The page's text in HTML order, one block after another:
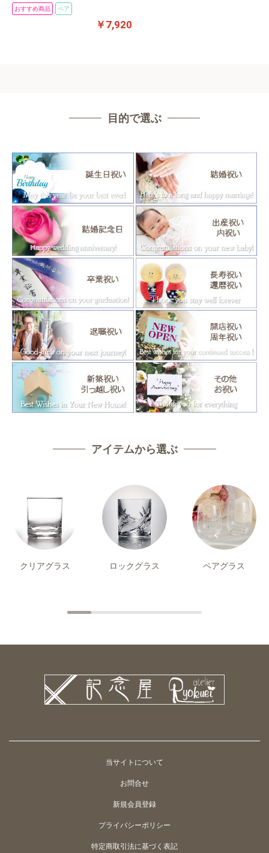
ォールS/W
おすすめ商品 ペア
￥7,920
目的で選ぶ
アイテムから選ぶ
クリアグラス ロックグラス ペアグラス
当サイトについて
お問合せ
新規会員登録
プライバシーポリシー
特定商取引法に基づく表記